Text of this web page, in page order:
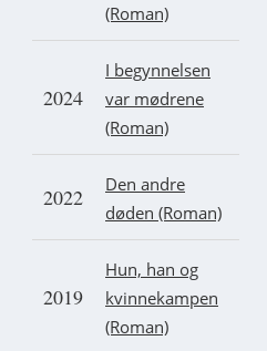
(Roman)
2024
I begynnelsen
var mødrene
(Roman)
2022
Den andre
døden (Roman)
2019
Hun, han og
kvinnekampen
(Roman)